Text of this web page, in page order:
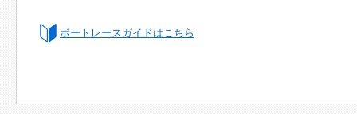
ボートレースガイドはこちら